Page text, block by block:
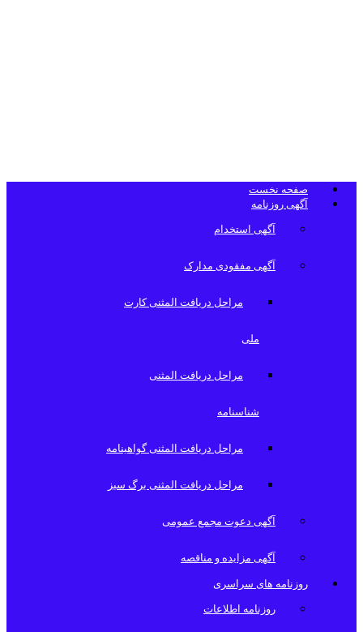
صفحه نخست
آگهی روزنامه
آگهی استخدام
آگهی مفقودی مدارک
مراحل دریافت المثنی کارت
ملی
مراحل دریافت المثنی
شناسنامه
مراحل دریافت المثنی گواهینامه
مراحل دریافت المثنی برگ سبز
آگهی دعوت مجمع عمومی
آگهی مزایده و مناقصه
روزنامه های سراسری
روزنامه اطلاعات